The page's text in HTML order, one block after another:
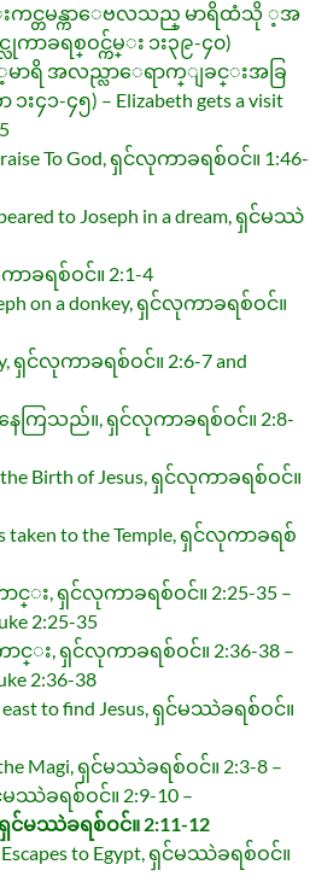
င္တမန္ကာေဗလသည္ မာရိထံသို ့အ
ာခရစ္ဝင္က်မ္း ၁း၃၉-၄၀)
ရိ အလည္လာေရာက္ျခင္းအခြ
၁-၄၅) – Elizabeth gets a visit
To God, ရှင်လုကာခရစ်ဝင်။ 1:46-
to Joseph in a dream, ရှင်မဿဲ
ကာခရစ်ဝင်။ 2:1-4
on a donkey, ရှင်လုကာခရစ်ဝင်။
ရှင်လုကာခရစ်ဝင်။ 2:6-7 and
နေကြသည်။, ရှင်လုကာခရစ်ဝင်။ 2:8-
the Birth of Jesus, ရှင်လုကာခရစ်ဝင်။
taken to the Temple, ရှင်လုကာခရစ်
း, ရှင်လုကာခရစ်ဝင်။ 2:25-35 –
2:25-35
း, ရှင်လုကာခရစ်ဝင်။ 2:36-38 –
2:36-38
east to find Jesus, ရှင်မဿဲခရစ်ဝင်။
the Magi, ရှင်မဿဲခရစ်ဝင်။ 2:3-8 –
မဿဲခရစ်ဝင်။ 2:9-10 –
ရှင်မဿဲခရစ်ဝင်။ 2:11-12
Escapes to Egypt, ရှင်မဿဲခရစ်ဝင်။